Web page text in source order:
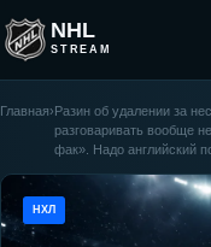
NHL
STREAM
Главная›Разин об удалении за
разговаривать вообще
фак». Надо английский
НХЛ